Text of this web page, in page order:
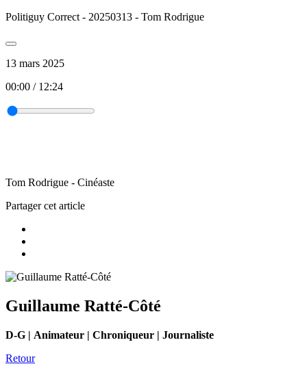
Politiguy Correct - 20250313 - Tom Rodrigue
13 mars 2025
00:00 / 12:24
Tom Rodrigue - Cinéaste
Partager cet article
Guillaume Ratté-Côté
D-G | Animateur | Chroniqueur | Journaliste
Retour